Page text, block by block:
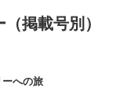
掲載号別）
への旅